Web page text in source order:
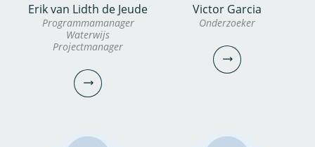
dr. Xi Bai
Onderzoeker
Alexander
Onderzoeker
Erik van Lidth de Jeude
Programmamanager
Waterwijs
Projectmanager
Victor Garcia
Onderzoeker